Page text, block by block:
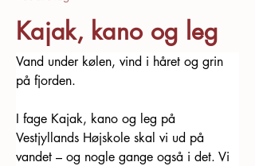
Kajak, kano og leg
Vand under kølen, vind i håret og grin
på fjorden.
I fage Kajak, kano og leg på
Vestjyllands Højskole skal vi ud på
vandet – og nogle gange også i det. Vi